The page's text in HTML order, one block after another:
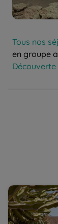
Tous nos
en groupe
Quelle île
Balaguère